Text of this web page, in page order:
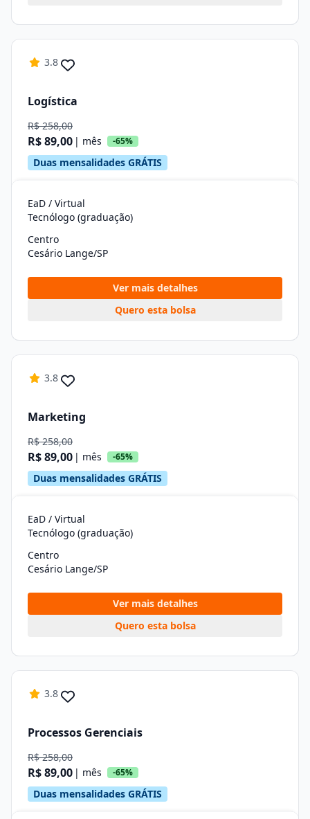
3.8
Logística
R$ 258,00
R$ 89,00 | mês -65%
Duas mensalidades GRÁTIS
EaD / Virtual
Tecnólogo (graduação)
Centro
Cesário Lange/SP
Ver mais detalhes
Quero esta bolsa
3.8
Marketing
R$ 258,00
R$ 89,00 | mês -65%
Duas mensalidades GRÁTIS
EaD / Virtual
Tecnólogo (graduação)
Centro
Cesário Lange/SP
Ver mais detalhes
Quero esta bolsa
3.8
Processos Gerenciais
R$ 258,00
R$ 89,00 | mês -65%
Duas mensalidades GRÁTIS